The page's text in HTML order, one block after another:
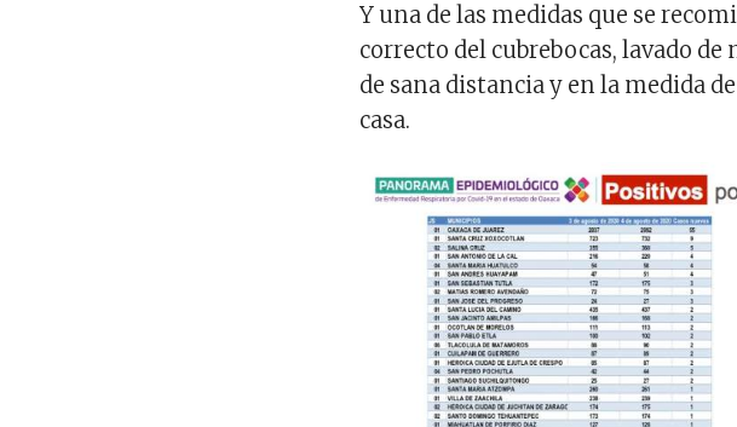
Y una de las medidas que se
correcto del cubrebocas, lavado de
de sana distancia y en la medida
casa.